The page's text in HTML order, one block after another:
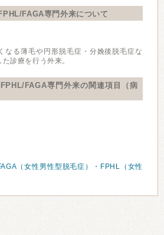
FAGA専門外来について
なる薄毛や円形脱毛症・分娩後脱毛症な
診療を行う外来。
FAGA専門外来の関連項目（病
（女性男性型脱毛症）・FPHL（女性